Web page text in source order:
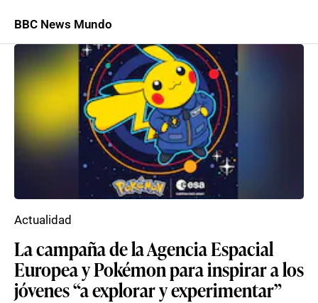
BBC News Mundo
La campaña de la Agencia Espacial
Europea y Pokémon para inspirar a los
jóvenes “a explorar y experimentar”
Actualidad